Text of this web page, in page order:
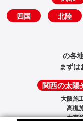
四国 北陸
の各
まずは
関西の太陽
大阪施
高槻
大東